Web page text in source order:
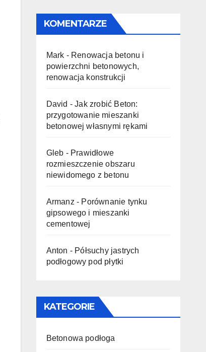
KOMENTARZE
Mark - Renowacja betonu i
powierzchni betonowych,
renowacja konstrukcji
David -Jak zrobić Beton:
przygotowanie mieszanki
betonowej własnymi rękami
Gleb - Prawidłowe
rozmieszczenie obszaru
niewidomego z betonu
Armanz - Porównanie tynku
gipsowego i mieszanki
cementowej
Anton - Półsuchy jastrych
podłogowy pod płytki
KATEGORIE
Betonowa podłoga